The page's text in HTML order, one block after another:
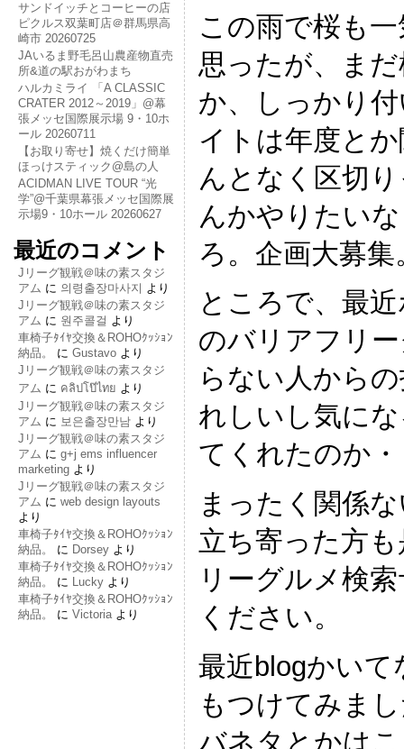
サンドイッチとコーヒーの店
ピクルス双葉町店＠群馬県高
崎市 20260725
JAいるま野毛呂山農産物直売
所&道の駅おがわまち
ハルカミライ 「A CLASSIC
CRATER 2012～2019」@幕
張メッセ国際展示場 9・10ホ
ール 20260711
【お取り寄せ】焼くだけ簡単
ほっけスティック@島の人
ACIDMAN LIVE TOUR “光
学”@千葉県幕張メッセ国際展
示場9・10ホール 20260627
最近のコメント
Jリーグ観戦＠味の素スタジ
アム に 의령출장마사지 より
Jリーグ観戦＠味の素スタジ
アム に 원주콜걸 より
車椅子ﾀｲﾔ交換＆ROHOｸｯｼｮﾝ
納品。
に Gustavoより
Jリーグ観戦＠味の素スタジ
アム に คลิปโป๊ไทย より
Jリーグ観戦＠味の素スタジ
アム に 보은출장만남より
Jリーグ観戦＠味の素スタジ
アム に g+j ems influencer
marketingより
Jリーグ観戦＠味の素スタジ
アム に web design layouts
より
車椅子ﾀｲﾔ交換＆ROHOｸｯｼｮﾝ
納品。
に Dorseyより
車椅子ﾀｲﾔ交換＆ROHOｸｯｼｮﾝ
納品。
に Luckyより
車椅子ﾀｲﾔ交換＆ROHOｸｯｼｮﾝ
納品。
に Victoriaより
この雨で桜も
思ったが、ま
か、しっかり
イトは年度と
んとなく区切
んかやりたい
ろ。企画大募集
ところで、最
のバリアフリ
らない人から
れしいし気に
てくれたのか
まったく関係
立ち寄った方
リーグルメ検
ください。
最近blogかい
もつけてみま
バネタとかは